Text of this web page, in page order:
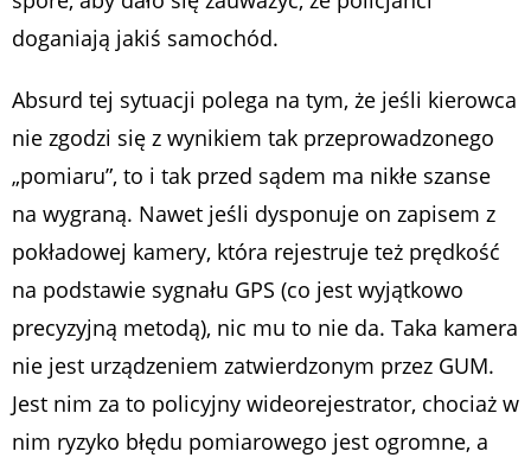
doganiają jakiś samochód.
Absurd tej sytuacji polega na tym, że jeśli kierowca
nie zgodzi się z wynikiem tak przeprowadzonego
„pomiaru”, to i tak przed sądem ma nikłe szanse
na wygraną. Nawet jeśli dysponuje on zapisem z
pokładowej kamery, która rejestruje też prędkość
na podstawie sygnału GPS (co jest wyjątkowo
precyzyjną metodą), nic mu to nie da. Taka kamera
nie jest urządzeniem zatwierdzonym przez GUM.
Jest nim za to policyjny wideorejestrator, chociaż w
nim ryzyko błędu pomiarowego jest ogromne, a